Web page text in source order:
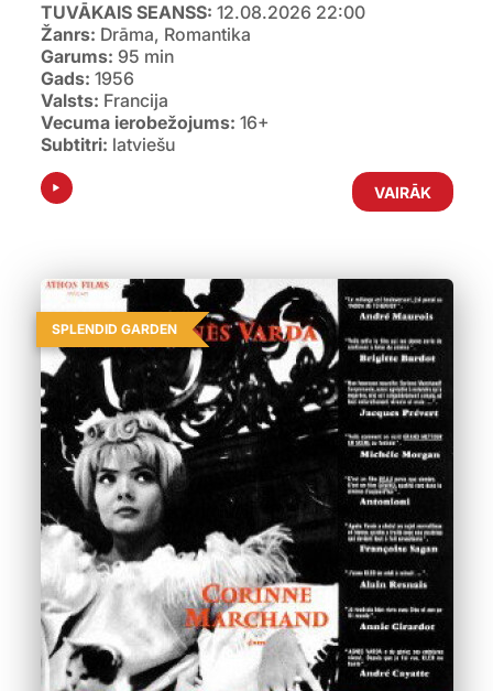
TUVĀKAIS SEANSS: 12.08.2026 22:00
Žanrs: Drāma, Romantika
Garums: 95 min
Gads: 1956
Valsts: Francija
Vecuma ierobežojums: 16+
Subtitri: latviešu
VAIRĀK
SPLENDID GARDEN